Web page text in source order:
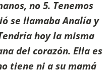
no 5. Tenemos
se llamaba Analía y
hoy la misma
del corazón. Ella es
tiene ni a su mamá